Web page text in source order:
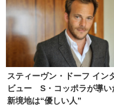
スティーヴン・ドーフ イン
ビュー S・コッポラが導い
新境地は“優しい人”